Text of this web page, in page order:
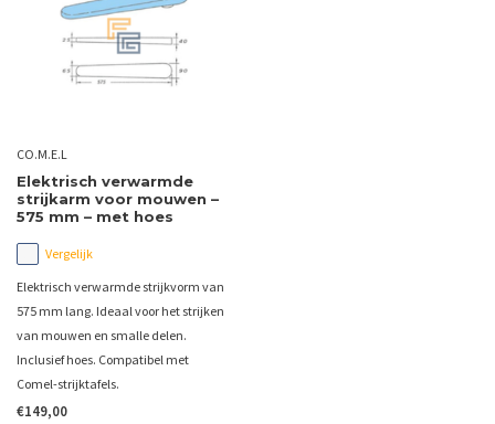
CO.M.E.L
Elektrisch verwarmde
strijkarm voor mouwen –
575 mm – met hoes
Vergelijk
Elektrisch verwarmde strijkvorm van
575 mm lang. Ideaal voor het strijken
van mouwen en smalle delen.
Inclusief hoes. Compatibel met
Comel-strijktafels.
€149,00